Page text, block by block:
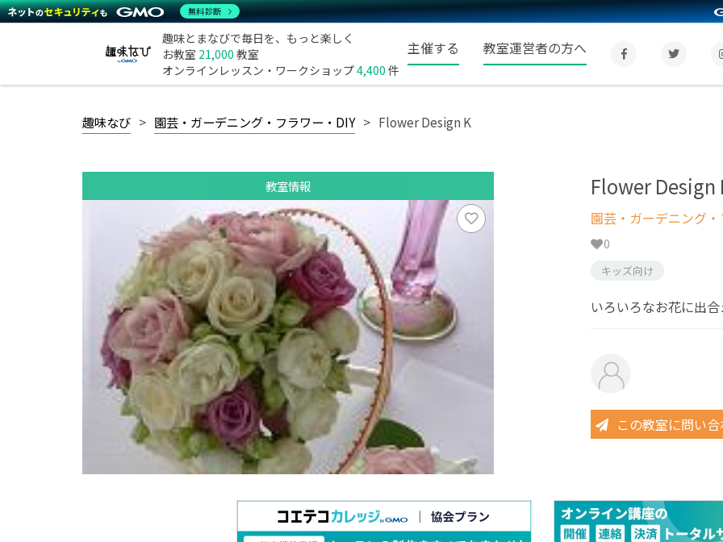
趣味とまなびで毎日を、もっと楽しく
お教室 21,000 教室
オンラインレッスン・ワークショップ4,400 件
主催する 教室運営者の方へ
趣味なび 園芸・ガーデニング・フラワー・DIY Flower Design K
教室情報 Flower Design
園芸・ガーデニング
0
キッズ向け
いろいろなお花に出
この教室に問い
無料診断